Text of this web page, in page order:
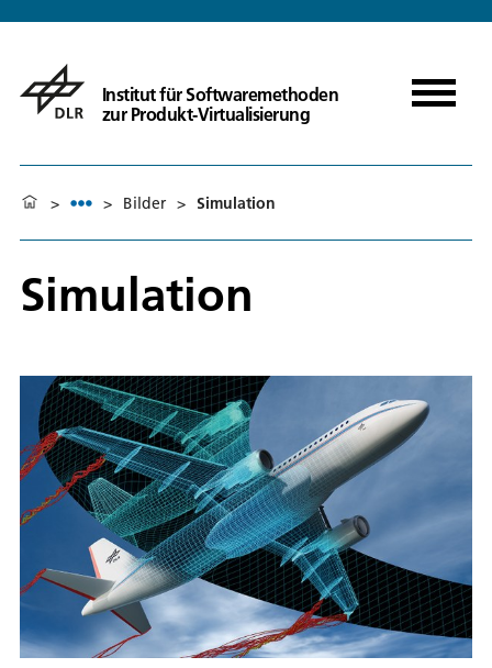
Institut für Softwaremethoden
zur Produkt-Virtualisierung
> > Bilder > Simulation
Simulation